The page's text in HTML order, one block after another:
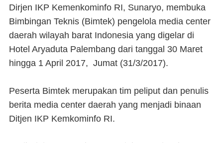
Dirjen IKP Kemenkominfo RI, Sunaryo, membuka
Bimbingan Teknis (Bimtek) pengelola media center
daerah wilayah barat Indonesia yang digelar di
Hotel Aryaduta Palembang dari tanggal 30 Maret
hingga 1 April 2017, Jumat (31/3/2017).
Peserta Bimtek merupakan tim peliput dan penulis
berita media center daerah yang menjadi binaan
Ditjen IKP Kemkominfo RI.